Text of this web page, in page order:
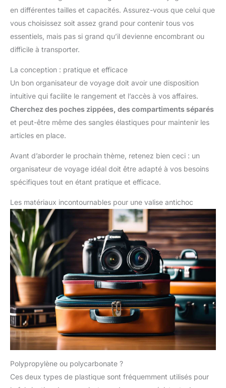
en différentes tailles et capacités. Assurez-vous que celui que
vous choisissez soit assez grand pour contenir tous vos
essentiels, mais pas si grand qu’il devienne encombrant ou
difficile à transporter.
La conception : pratique et efficace
Un bon organisateur de voyage doit avoir une disposition
intuitive qui facilite le rangement et l’accès à vos affaires.
Cherchez des poches zippées, des compartiments séparés
et peut-être même des sangles élastiques pour maintenir les
articles en place.
Avant d’aborder le prochain thème, retenez bien ceci : un
organisateur de voyage idéal doit être adapté à vos besoins
spécifiques tout en étant pratique et efficace.
Les matériaux incontournables pour une valise antichoc
Polypropylène ou polycarbonate ?
Ces deux types de plastique sont fréquemment utilisés pour